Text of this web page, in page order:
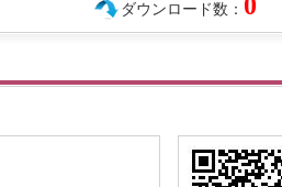
ダウンロード数：